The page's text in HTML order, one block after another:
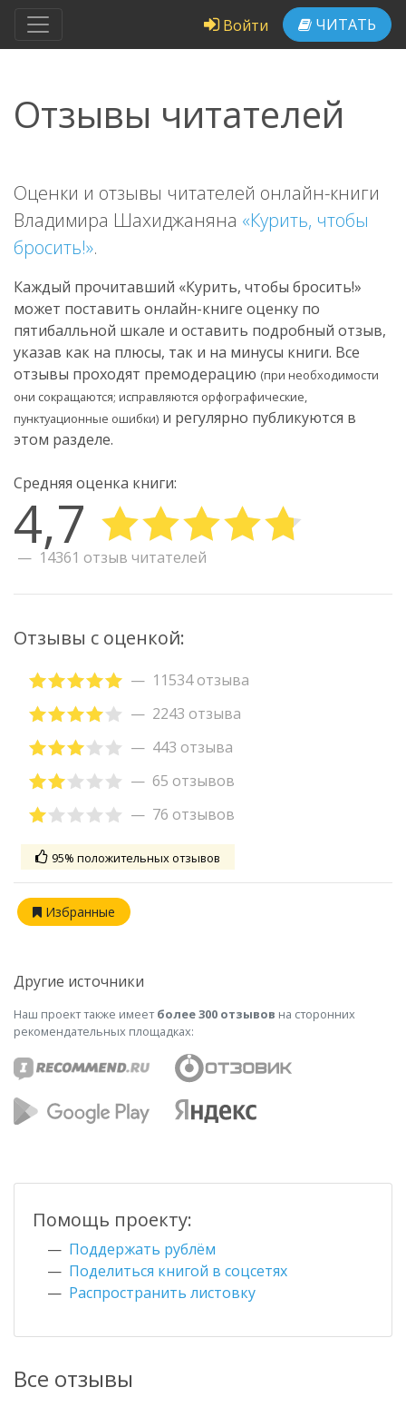
Войти ЧИТАТЬ
Отзывы читателей
Оценки и отзывы читателей онлайн-книги
Владимира Шахиджаняна «Курить, чтобы
бросить!».
Каждый прочитавший «Курить, чтобы бросить!»
может поставить онлайн-книге оценку по
пятибалльной шкале и оставить подробный отзыв,
указав как на плюсы, так и на минусы книги. Все
отзывы проходят премодерацию (при необходимости
они сокращаются; исправляются орфографические,
пунктуационные ошибки) и регулярно публикуются в
этом разделе.
Средняя оценка книги:
4,7
14361 отзыв читателей
Все отзывы
Отзывы с оценкой:
11534 отзыва
2243 отзыва
443 отзыва
65 отзывов
76 отзывов
95% положительных отзывов
Избранные
Другие источники
Наш проект также имеетболее 300 отзывов на сторонних
рекомендательных площадках:
Помощь проекту:
Поддержать рублём
Поделиться книгой в соцсетях
Распространить листовку